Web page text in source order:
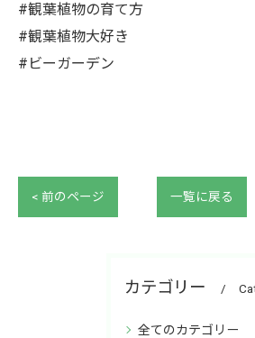
#観葉植物の育て方
#観葉植物大好き
#ビーガーデン
< 前のページ 一覧に戻る
カテゴリー
全てのカテゴリー